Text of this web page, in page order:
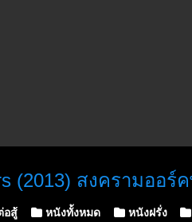
(2013) สงครามออร์
อสู้ หนังทั้งหมด หนังฝรั่ง